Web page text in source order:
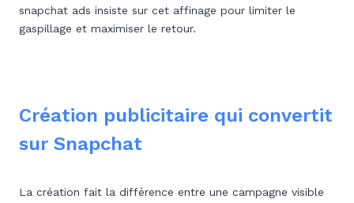
snapchat ads insiste sur cet affinage pour limiter le
gaspillage et maximiser le retour.
Création publicitaire qui convertit
sur Snapchat
La création fait la différence entre une campagne visible